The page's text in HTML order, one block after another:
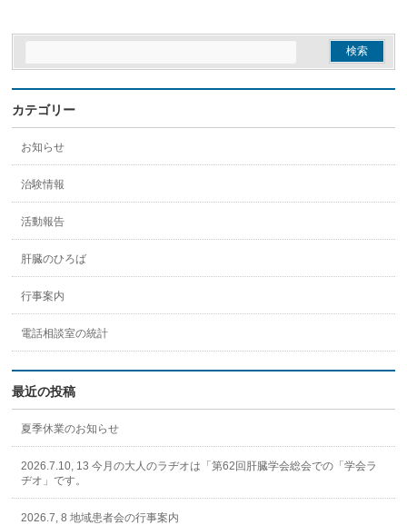
カテゴリー
お知らせ
治験情報
活動報告
肝臓のひろば
行事案内
電話相談室の統計
最近の投稿
夏季休業のお知らせ
2026.7.10, 13 今月の大人のラヂオは「第62回肝臓学会総会での「学会ラ
ヂオ」です。
2026.7, 8 地域患者会の行事案内